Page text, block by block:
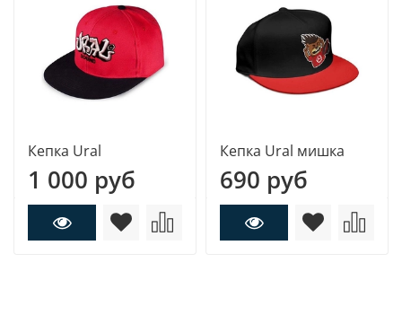
Кепка Ural
1 000 руб
Кепка Ural мишка
690 руб